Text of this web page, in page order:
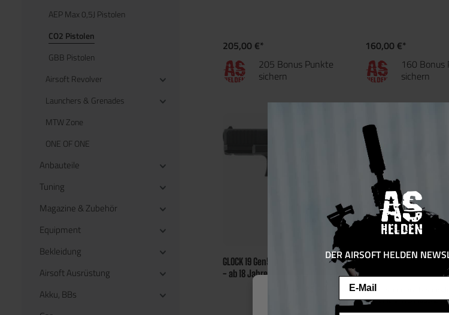
AEP Max 0,5J Pistolen
CO2 Pistolen
GBB Pistolen
Airsoft Revolver
Launchers & Grenades
MTW Zone
ONE OF ONE
Anbauteile
Tuning
Magazine & Zubehör
Equipment
Bekleidung
Airsoft Ausrüstung
Akku, BBs
205,00 €*
205 Bonus Punkte
sichern
160,00 €*
160 Bonus
sichern
GLOCK 19 Gen5. MOS CO² GBB schwarz
- ab 18 Jahren
KJ Works KP-13 Custom
Diese Website verwendet Cookies, um eine
können.Mehr Informationen ...
DER AIRSOFT HELDEN